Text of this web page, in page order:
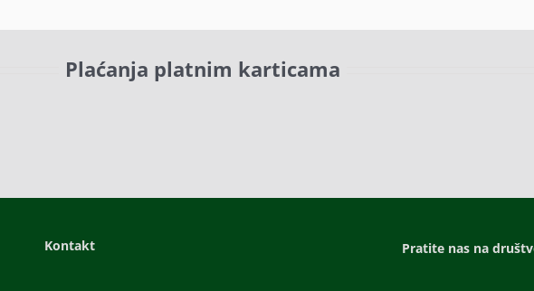
Plaćanja platnim karticama
Kontakt Pratite nas na